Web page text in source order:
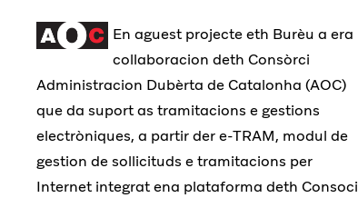
En aguest projecte eth Burèu a era
collaboracion deth Consòrci
Administracion Dubèrta de Catalonha (AOC)
que da suport as tramitacions e gestions
electròniques, a partir der e-TRAM, modul de
gestion de sollicituds e tramitacions per
Internet integrat ena plataforma deth Consoci